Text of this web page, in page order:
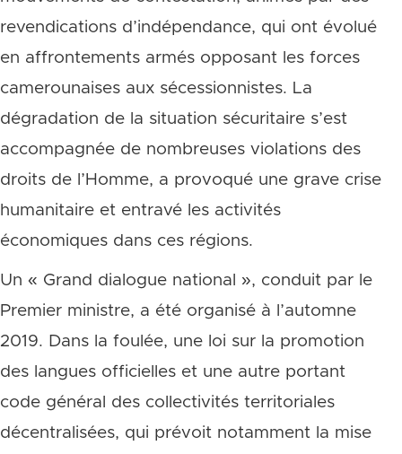
revendications d’indépendance, qui ont évolué
en affrontements armés opposant les forces
camerounaises aux sécessionnistes. La
dégradation de la situation sécuritaire s’est
accompagnée de nombreuses violations des
droits de l’Homme, a provoqué une grave crise
humanitaire et entravé les activités
économiques dans ces régions.
Un « Grand dialogue national », conduit par le
Premier ministre, a été organisé à l’automne
2019. Dans la foulée, une loi sur la promotion
des langues officielles et une autre portant
code général des collectivités territoriales
décentralisées, qui prévoit notamment la mise